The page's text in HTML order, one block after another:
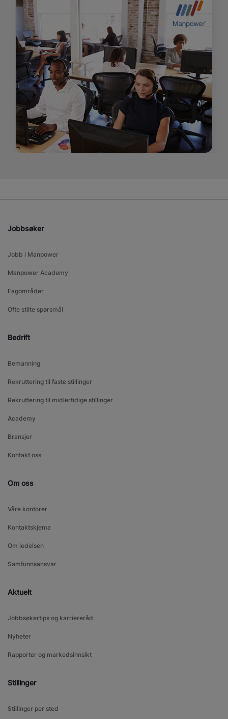
Jobbsøker
Jobb i Manpower
Manpower Academy
Fagområder
Ofte stilte spørsmål
Bedrift
Bemanning
Rekruttering til faste stillinger
Rekruttering til midlertidige stillinger
Academy
Bransjer
Kontakt oss
Om oss
Våre kontorer
Kontaktskjema
Om ledelsen
Samfunnsansvar
Aktuelt
Jobbsøkertips og karriereråd
Nyheter
Rapporter og markedsinnsikt
Stillinger
Stillinger per sted